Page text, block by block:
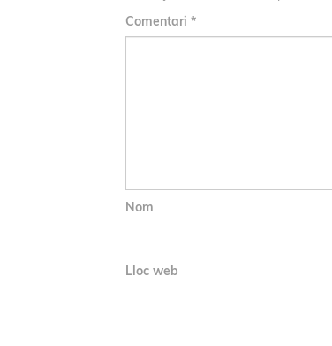
Comentari *
Nom
Lloc web